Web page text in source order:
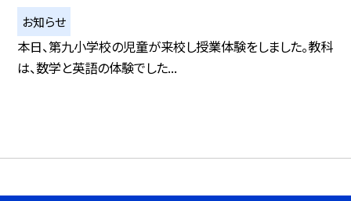
お知らせ
本日、第九小学校の児童が来校し授業体験をしました。教科
は、数学と英語の体験でした...